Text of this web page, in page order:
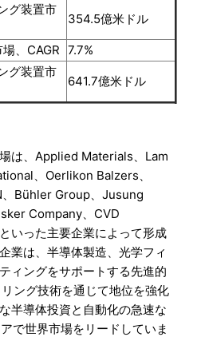
グ装置市
354.5億米ドル
、CAGR 7.7%
グ装置市
641.7億米ドル
は、Applied Materials、Lam
、Oerlikon Balzers、
Bühler Group、Jusung
Company、CVD
いった主要企業によって形成
業は、半導体製造、光学フィ
ィングをサポートする先進的
ング技術を通じて地位を強化
半導体投資と自動化の急速な
で世界市場をリードしていま